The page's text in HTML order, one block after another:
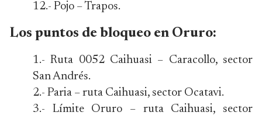
12.- Pojo – Trapos.
Los puntos de bloqueo en Oruro:
1.- Ruta 0052 Caihuasi – Caracollo, sector
San Andrés.
2.- Paria – ruta Caihuasi, sector Ocatavi.
3.- Límite Oruro – ruta Caihuasi, sector